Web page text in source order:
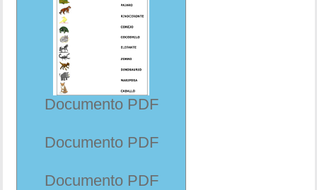
Documento PDF
Documento PDF
Documento PDF